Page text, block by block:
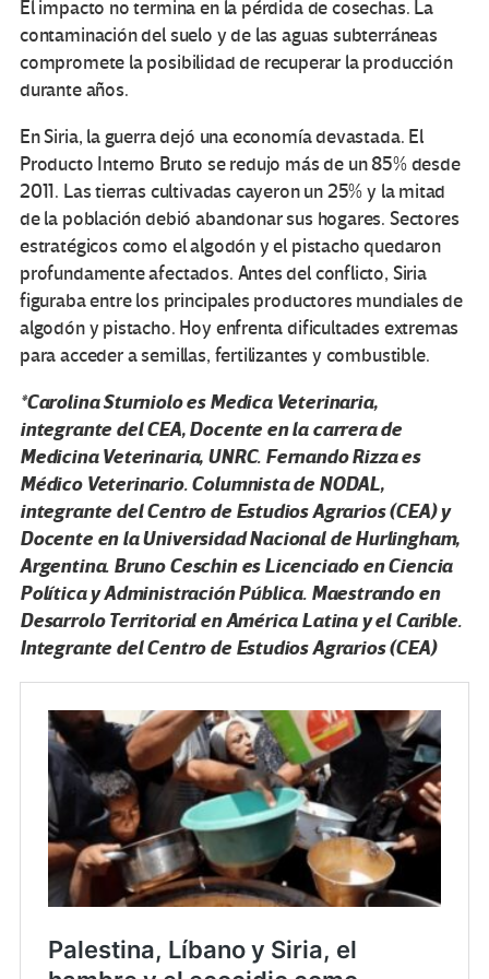
El impacto no termina en la pérdida de cosechas. La
contaminación del suelo y de las aguas subterráneas
compromete la posibilidad de recuperar la producción
durante años.
En Siria, la guerra dejó una economía devastada. El
Producto Interno Bruto se redujo más de un 85% desde
2011. Las tierras cultivadas cayeron un 25% y la mitad
de la población debió abandonar sus hogares. Sectores
estratégicos como el algodón y el pistacho quedaron
profundamente afectados. Antes del conflicto, Siria
figuraba entre los principales productores mundiales de
algodón y pistacho. Hoy enfrenta dificultades extremas
para acceder a semillas, fertilizantes y combustible.
*Carolina Sturniolo es Medica Veterinaria,
integrante del CEA, Docente en la carrera de
Medicina Veterinaria, UNRC. Fernando Rizza es
Médico Veterinario. Columnista de NODAL,
integrante del Centro de Estudios Agrarios (CEA) y
Docente en la Universidad Nacional de Hurlingham,
Argentina. Bruno Ceschin es Licenciado en Ciencia
Política y Administración Pública. Maestrando en
Desarrolo Territorial en América Latina y el Carible.
Integrante del Centro de Estudios Agrarios (CEA)